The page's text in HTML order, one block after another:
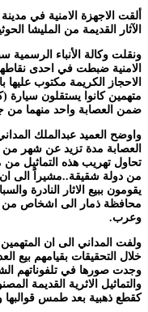
ألقت الاجهزة الامنية في
الآثار القديمة من المليشا
ونقلت وكالة الأنباء
الامنية ضبطت في احدى
الاحجاز الكريمة مكتوب
متهمين كانوا يستقلون سيارة
ضمن العصابة واحد منهما من
واوضح العميد عبدالملك
العصابة مدة تزيد عن شهر
تحاول تهريب هذه التماثيل من
من دولة شقيقة..مشيراً الى ان
يقومون ببيع الاثار النادرة
محافظة ذمار الى اشخاص من
وعرب.
ولفت المداني الى ان
خلال التحقيقات بقيامهم بيع
وجدت صورها في تلفوناتهم
والتماثيل الاثرية القديمة
كقطع ذهبية بعد طمس قوالبها